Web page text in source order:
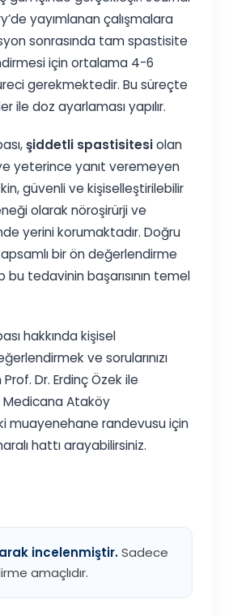
yayımlanan çalışmalara
sonrasında tam spastisite
için ortalama 4-6
gerekmektedir. Bu süreçte
ile doz ayarlaması yapılır.
şiddetli spastisitesiolan
yeterince yanıt veremeyen
güvenli ve kişiselleştirilebilir
olarak nöroşirürji ve
yerini korumaktadır. Doğru
bir ön değerlendirme
tedavinin başarısının temel
hakkında kişisel
ve sorularınızı
Dr. Erdinç Özek ile
Medicana Ataköy
muayenehane randevusu için
hattı arayabilirsiniz.
incelenmiştir.Sadece
amaçlıdır.